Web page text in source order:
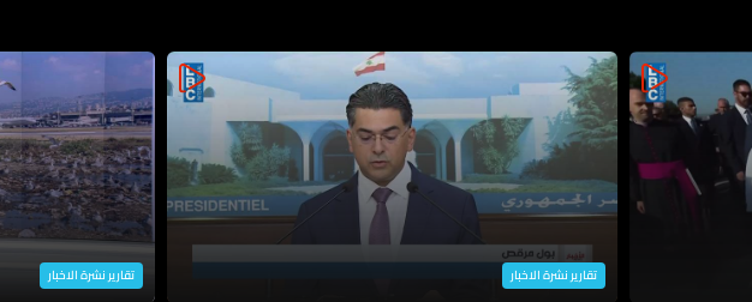
تقارير نشرة الاخبار تقارير نشرة الاخبار